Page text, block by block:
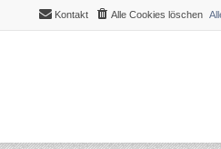
Alle Cookies löschen
Kontakt